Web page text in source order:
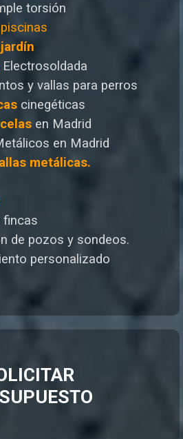
torsión
piscinas
jardín
Electrosoldada
y vallas para perros
cinegéticas
en Madrid
en Madrid
metálicas.
fincas
de pozos y sondeos.
personalizado